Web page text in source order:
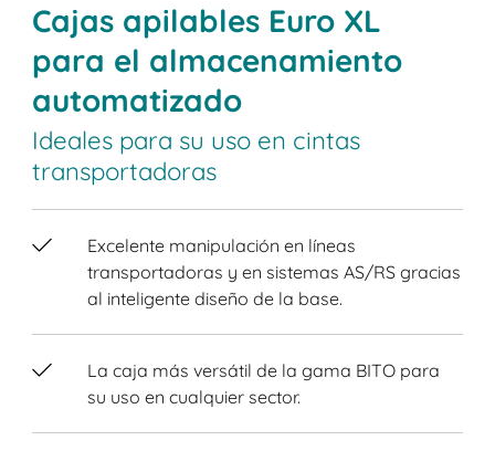
Cajas apilables Euro XL
para el almacenamiento
automatizado
Ideales para su uso en cintas
transportadoras
Excelente manipulación en líneas
transportadoras y en sistemas AS/RS gracias
al inteligente diseño de la base.
La caja más versátil de la gama BITO para
su uso en cualquier sector.